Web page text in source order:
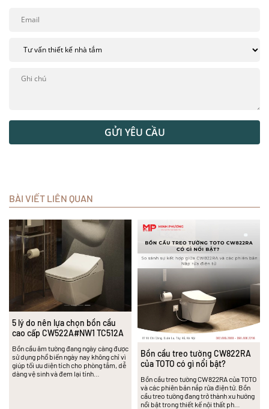
GỬI YÊU CẦU
BÀI VIẾT LIÊN QUAN
5 lý do nên lựa chọn bồn cầu
cao cấp CW522A#NW1 TC512A
Bồn cầu âm tường đang ngày càng được
sử dụng phổ biến ngày nay không chỉ vì
giúp tối ưu diện tích cho phòng tắm, dễ
dàng vệ sinh và đem lại tính…
Bồn cầu treo tường CW822RA
của TOTO có gì nổi bật?
Bồn cầu treo tường CW822RA của TOTO
và các phiên bản nắp rửa điện tử. Bồn
cầu treo tường đang trở thành xu hướng
nổi bật trong thiết kế nội thất ph…